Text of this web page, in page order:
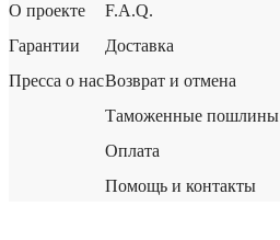
О проекте
Гарантии
Пресса о нас
F.A.Q.
Доставка
Возврат и отмена
Таможенные пошлины
Оплата
Помощь и контакты